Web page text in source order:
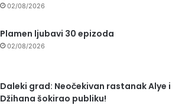
02/08/2026
Plamen ljubavi 30 epizoda
02/08/2026
Daleki grad: Neočekivan rastanak Alye i
Džihana šokirao publiku!